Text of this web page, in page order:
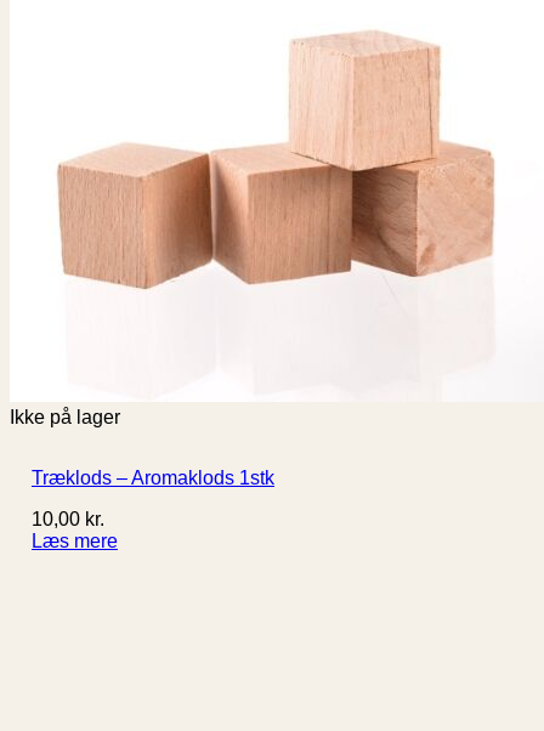
Ikke på lager
Træklods – Aromaklods 1stk
10,00 kr.
Læs mere